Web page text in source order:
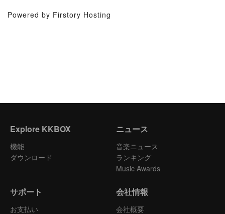
Powered by Firstory Hosting
Explore KKBOX
機能
ダウンロード
ニュース
音楽ニュース
ランキング
Music Awards
サポート
お支払い
会社情報
会社概要